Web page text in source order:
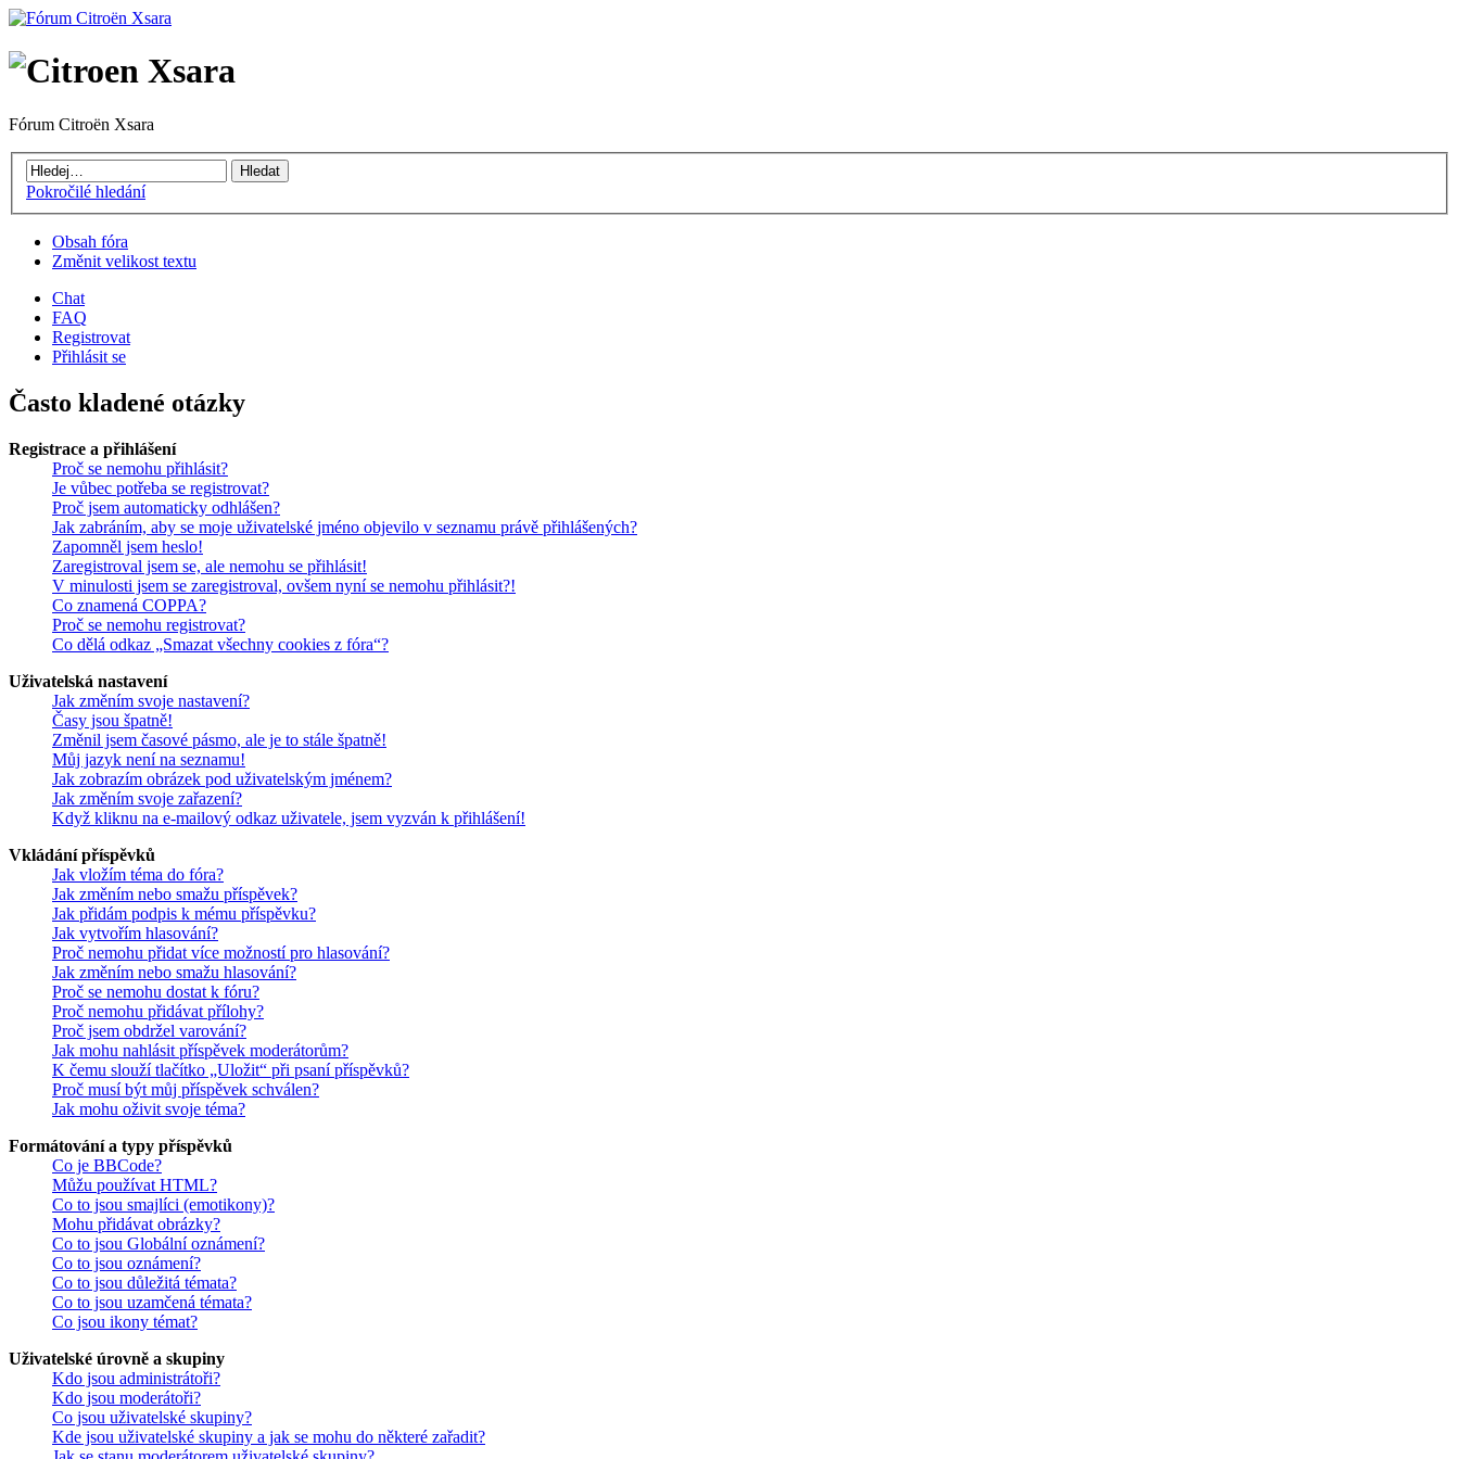
Fórum Citroën Xsara
Pokročilé hledání
Obsah fóra
Změnit velikost textu
Chat
FAQ
Registrovat
Přihlásit se
Často kladené otázky
Registrace a přihlášení
Proč se nemohu přihlásit?
Je vůbec potřeba se registrovat?
Proč jsem automaticky odhlášen?
Jak zabráním, aby se moje uživatelské jméno objevilo v seznamu právě přihlášených?
Zapomněl jsem heslo!
Zaregistroval jsem se, ale nemohu se přihlásit!
V minulosti jsem se zaregistroval, ovšem nyní se nemohu přihlásit?!
Co znamená COPPA?
Proč se nemohu registrovat?
Co dělá odkaz „Smazat všechny cookies z fóra“?
Uživatelská nastavení
Jak změním svoje nastavení?
Časy jsou špatně!
Změnil jsem časové pásmo, ale je to stále špatně!
Můj jazyk není na seznamu!
Jak zobrazím obrázek pod uživatelským jménem?
Jak změním svoje zařazení?
Když kliknu na e-mailový odkaz uživatele, jsem vyzván k přihlášení!
Vkládání příspěvků
Jak vložím téma do fóra?
Jak změním nebo smažu příspěvek?
Jak přidám podpis k mému příspěvku?
Jak vytvořím hlasování?
Proč nemohu přidat více možností pro hlasování?
Jak změním nebo smažu hlasování?
Proč se nemohu dostat k fóru?
Proč nemohu přidávat přílohy?
Proč jsem obdržel varování?
Jak mohu nahlásit příspěvek moderátorům?
K čemu slouží tlačítko „Uložit“ při psaní příspěvků?
Proč musí být můj příspěvek schválen?
Jak mohu oživit svoje téma?
Formátování a typy příspěvků
Co je BBCode?
Můžu používat HTML?
Co to jsou smajlíci (emotikony)?
Mohu přidávat obrázky?
Co to jsou Globální oznámení?
Co to jsou oznámení?
Co to jsou důležitá témata?
Co to jsou uzamčená témata?
Co jsou ikony témat?
Uživatelské úrovně a skupiny
Kdo jsou administrátoři?
Kdo jsou moderátoři?
Co jsou uživatelské skupiny?
Kde jsou uživatelské skupiny a jak se mohu do některé zařadit?